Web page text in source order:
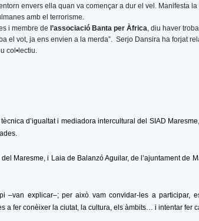
envers ella quan va començar a dur el vel. Manifesta
amb el terrorisme.
i membre de l’associació Banta per Àfrica, diu haver
el vot, ja ens envien a la merda”. Serjo Dansira ha forjat
col•lectiu.
d’igualtat i mediadora intercultural del SIAD
Maresme, i Laia de Balanzó Aguilar, de l’ajuntament de
explicar–; per això vam convidar-les a participar,
a fer conèixer la ciutat, la cultura, els àmbits… i intentar fer